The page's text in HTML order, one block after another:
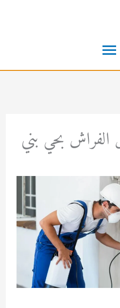
القائمة
الرئيسية
الفراش بحي بني